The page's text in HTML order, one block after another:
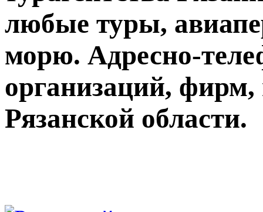
любые туры,
морю. Адресно-
организаций,
Рязанской области.